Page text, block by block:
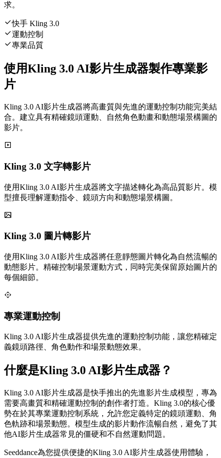
求。
快手 Kling 3.0
運動控制
專業品質
使用Kling 3.0 AI影片生成器製作專業影
片
Kling 3.0 AI影片生成器將高畫質與先進的運動控制功能完美結
合。建立具有精確鏡頭運動、自然角色動畫和動態場景構圖的
影片。
Kling 3.0 文字轉影片
使用Kling 3.0 AI影片生成器將文字描述轉化為高品質影片。模
型擅長理解運動指令、鏡頭方向和動態場景構圖。
Kling 3.0 圖片轉影片
使用Kling 3.0 AI影片生成器將任意靜態圖片轉化為自然流暢的
動態影片。精確控制場景運動方式，同時完美保留原始圖片的
每個細節。
專業運動控制
Kling 3.0 AI影片生成器提供先進的運動控制功能，讓您精確定
義鏡頭路徑、角色動作和場景動態效果。
什麼是Kling 3.0 AI影片生成器？
Kling 3.0 AI影片生成器是快手推出的先進影片生成模型，專為
需要高畫質和精確運動控制的創作者打造。Kling 3.0的核心優
勢在於其專業運動控制系統，允許您定義特定的鏡頭運動、角
色軌跡和場景動態。模型生成的影片動作流暢自然，避免了其
他AI影片生成器常見的僵硬和不自然運動問題。
Seeddance為您提供便捷的Kling 3.0 AI影片生成器使用體驗，